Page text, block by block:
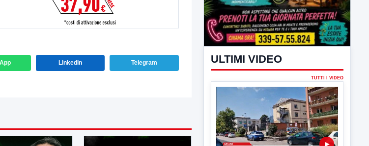
LinkedIn Telegram
▶
6 AGOSTO 2026 CRONACA
Trovato in casa 42enne in una
Ritrovato senza vita il corpo di un 42enne
in un...